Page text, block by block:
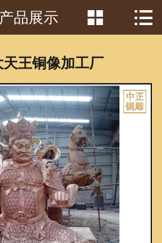
首页
产品中心
客户见证
常识问答
新闻资讯
荣誉资质
产品展示  
天王铜像加工厂